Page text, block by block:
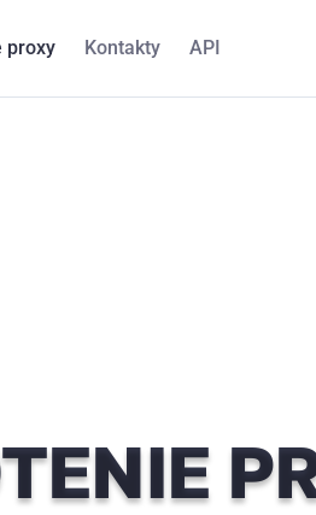
proxy Kontakty API